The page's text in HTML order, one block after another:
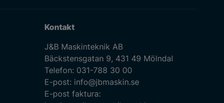
Kontakt
J&B Maskinteknik AB
Bäckstensgatan 9, 431 49 Mölndal
Telefon: 031-788 30 00
E-post: info@jbmaskin.se
E-post faktura: